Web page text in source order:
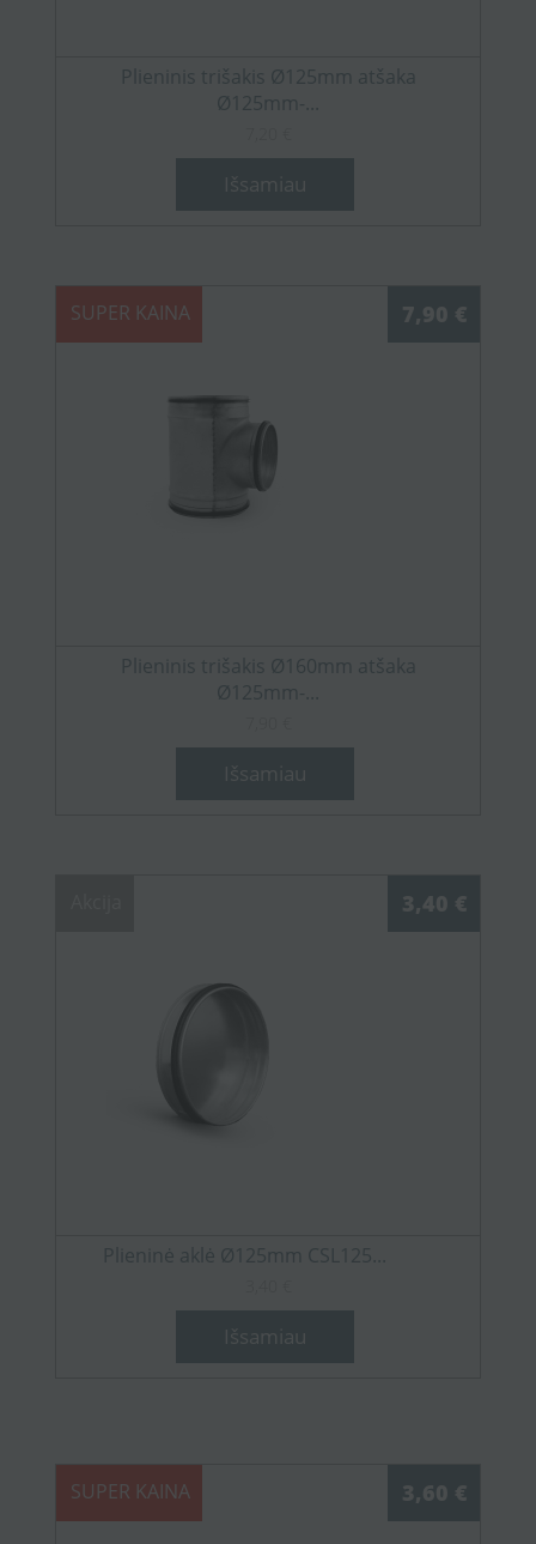
Plieninis trišakis Ø125mm atšaka
Ø125mm-...
Išsamiau
SUPER KAINA 7,90 €
Plieninis trišakis Ø160mm atšaka
Ø125mm-...
Išsamiau
3,40 €
Plieninė aklė Ø125mm CSL125...
Išsamiau
SUPER KAINA 3,60 €